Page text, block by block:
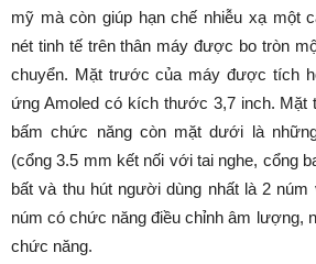
mỹ mà còn giúp hạn chế nhiễu xạ một
nét tinh tế trên thân máy được bo tròn
chuyển. Mặt trước của máy được tích
ứng Amoled có kích thước 3,7 inch.
bấm chức năng còn mặt dưới là
(cổng 3.5 mm kết nối với tai nghe, cổng
bất và thu hút người dùng nhất là 2
núm có chức năng điều chỉnh âm lượng,
chức năng.